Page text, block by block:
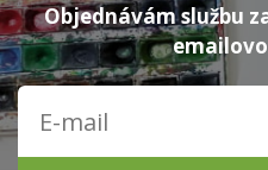
Objednávám službu